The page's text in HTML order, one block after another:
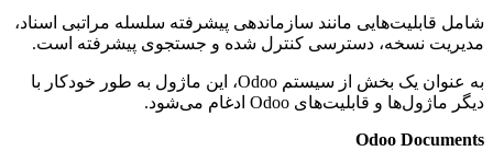
شامل قابلیت‌هایی مانند سازماندهی پیشرفته سلسله مراتبی اسناد،
مدیریت نسخه، دسترسی کنترل شده و جستجوی پیشرفته است.
به عنوان یک بخش از سیستم Odoo، این ماژول به طور خودکار با
دیگر ماژول‌ها و قابلیت‌های Odoo ادغام می‌شود.
Odoo Documents